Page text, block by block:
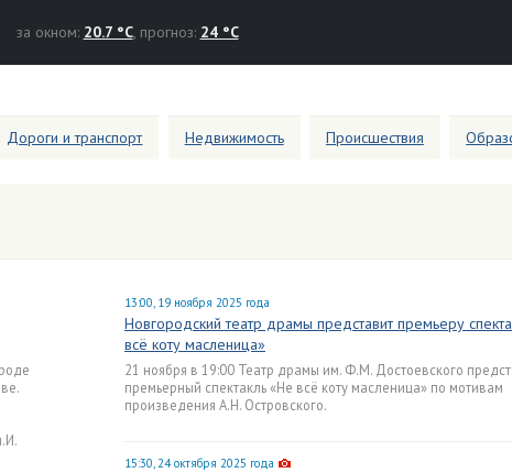
за окном: 20.7 °C, прогноз: 24 °C
Дороги и транспорт Недвижимость Происшествия
13:00, 19 ноября 2025 года
Новгородский театр драмы представит премьеру
всё коту масленица»
21 ноября в 19:00 Театр драмы им. Ф.М. Достоевского
премьерный спектакль «Не всё коту масленица» по мотивам
произведения А.Н. Островского.
15:30, 24 октября 2025 года